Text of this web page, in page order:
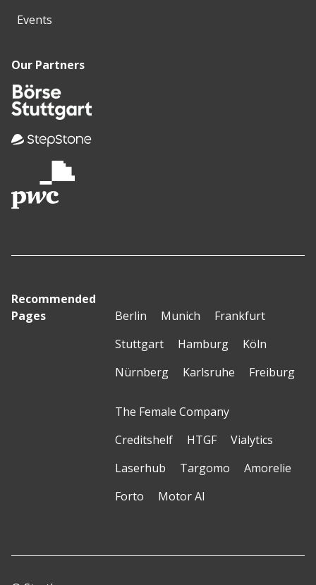
Events
Our Partners
Recommended
Pages
Berlin Munich
Frankfurt
Stuttgart
Hamburg
Köln
Nürnberg
Karlsruhe Freiburg
The Female Company
Creditshelf
HTGF
Vialytics
Laserhub
Targomo
Amorelie
Forto
Motor AI